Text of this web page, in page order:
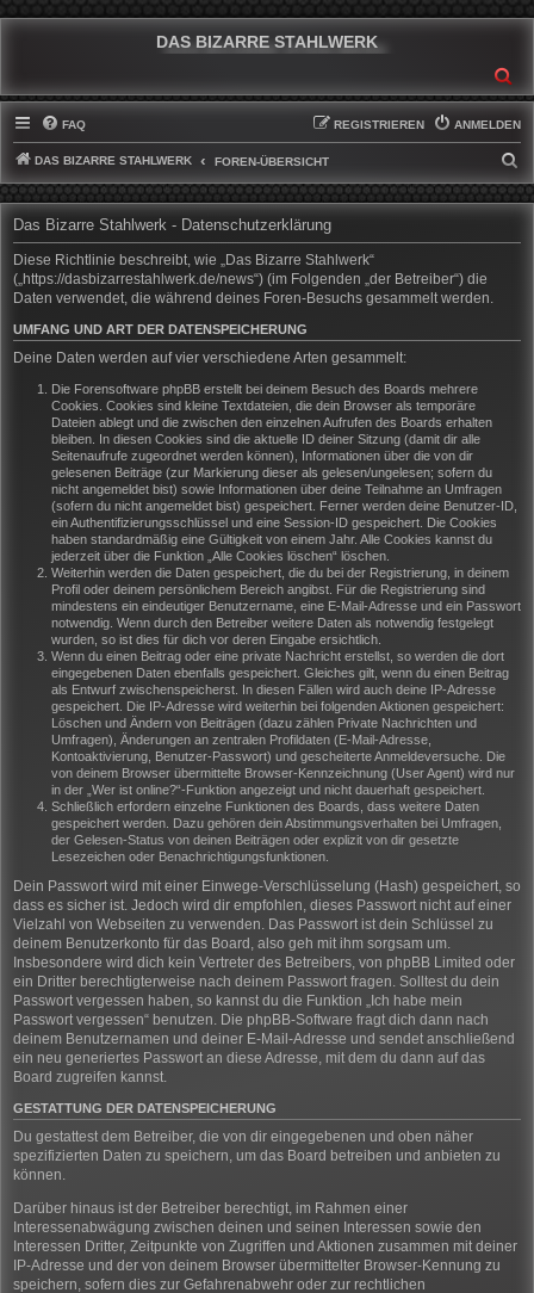
DAS BIZARRE STAHLWERK
FAQ ANMELDEN
REGISTRIEREN
DAS BIZARRE STAHLWERK FOREN-ÜBERSICHT
U
H
Das Bizarre Stahlwerk - Datenschutzerklärung
Diese Richtlinie beschreibt, wie „Das Bizarre Stahlwerk“
(„https://dasbizarrestahlwerk.de/news“) (im Folgenden „der Betreiber“) die
Daten verwendet, die während deines Foren-Besuchs gesammelt werden.
UMFANG UND ART DER DATENSPEICHERUNG
Deine Daten werden auf vier verschiedene Arten gesammelt:
Die Forensoftware phpBB erstellt bei deinem Besuch des Boards mehrere
Cookies. Cookies sind kleine Textdateien, die dein Browser als temporäre
Dateien ablegt und die zwischen den einzelnen Aufrufen des Boards erhalten
bleiben. In diesen Cookies sind die aktuelle ID deiner Sitzung (damit dir alle
Seitenaufrufe zugeordnet werden können), Informationen über die von dir
gelesenen Beiträge (zur Markierung dieser als gelesen/ungelesen; sofern du
nicht angemeldet bist) sowie Informationen über deine Teilnahme an Umfragen
(sofern du nicht angemeldet bist) gespeichert. Ferner werden deine Benutzer-ID,
ein Authentifizierungsschlüssel und eine Session-ID gespeichert. Die Cookies
haben standardmäßig eine Gültigkeit von einem Jahr. Alle Cookies kannst du
jederzeit über die Funktion „Alle Cookies löschen“ löschen.
Weiterhin werden die Daten gespeichert, die du bei der Registrierung, in deinem
Profil oder deinem persönlichem Bereich angibst. Für die Registrierung sind
mindestens ein eindeutiger Benutzername, eine E-Mail-Adresse und ein Passwort
notwendig. Wenn durch den Betreiber weitere Daten als notwendig festgelegt
wurden, so ist dies für dich vor deren Eingabe ersichtlich.
Wenn du einen Beitrag oder eine private Nachricht erstellst, so werden die dort
eingegebenen Daten ebenfalls gespeichert. Gleiches gilt, wenn du einen Beitrag
als Entwurf zwischenspeicherst. In diesen Fällen wird auch deine IP-Adresse
gespeichert. Die IP-Adresse wird weiterhin bei folgenden Aktionen gespeichert:
Löschen und Ändern von Beiträgen (dazu zählen Private Nachrichten und
Umfragen), Änderungen an zentralen Profildaten (E-Mail-Adresse,
Kontoaktivierung, Benutzer-Passwort) und gescheiterte Anmeldeversuche. Die
von deinem Browser übermittelte Browser-Kennzeichnung (User Agent) wird nur
in der „Wer ist online?“-Funktion angezeigt und nicht dauerhaft gespeichert.
Schließlich erfordern einzelne Funktionen des Boards, dass weitere Daten
gespeichert werden. Dazu gehören dein Abstimmungsverhalten bei Umfragen,
der Gelesen-Status von deinen Beiträgen oder explizit von dir gesetzte
Lesezeichen oder Benachrichtigungsfunktionen.
Dein Passwort wird mit einer Einwege-Verschlüsselung (Hash) gespeichert, so
dass es sicher ist. Jedoch wird dir empfohlen, dieses Passwort nicht auf einer
Vielzahl von Webseiten zu verwenden. Das Passwort ist dein Schlüssel zu
deinem Benutzerkonto für das Board, also geh mit ihm sorgsam um.
Insbesondere wird dich kein Vertreter des Betreibers, von phpBB Limited oder
ein Dritter berechtigterweise nach deinem Passwort fragen. Solltest du dein
Passwort vergessen haben, so kannst du die Funktion „Ich habe mein
Passwort vergessen“ benutzen. Die phpBB-Software fragt dich dann nach
deinem Benutzernamen und deiner E-Mail-Adresse und sendet anschließend
ein neu generiertes Passwort an diese Adresse, mit dem du dann auf das
Board zugreifen kannst.
GESTATTUNG DER DATENSPEICHERUNG
Du gestattest dem Betreiber, die von dir eingegebenen und oben näher
spezifizierten Daten zu speichern, um das Board betreiben und anbieten zu
können.
Darüber hinaus ist der Betreiber berechtigt, im Rahmen einer
Interessenabwägung zwischen deinen und seinen Interessen sowie den
Interessen Dritter, Zeitpunkte von Zugriffen und Aktionen zusammen mit deiner
IP-Adresse und der von deinem Browser übermittelter Browser-Kennung zu
speichern, sofern dies zur Gefahrenabwehr oder zur rechtlichen